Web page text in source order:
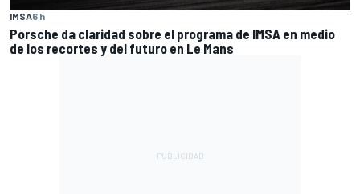
IMSA6 h
Porsche da claridad sobre el programa de IMSA en medio
de los recortes y del futuro en Le Mans